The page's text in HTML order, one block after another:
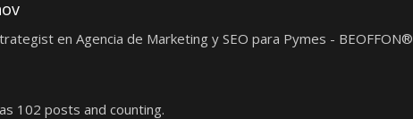
en Agencia de Marketing y SEO para Pymes - BEOFFON®
102 posts and counting.